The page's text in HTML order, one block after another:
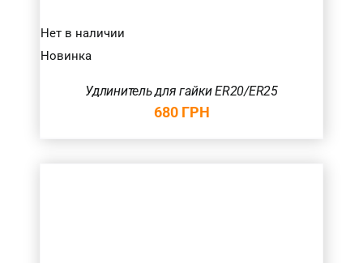
Нет в наличии
Новинка
Удлинитель для гайки ER20/ER25
680 ГРН